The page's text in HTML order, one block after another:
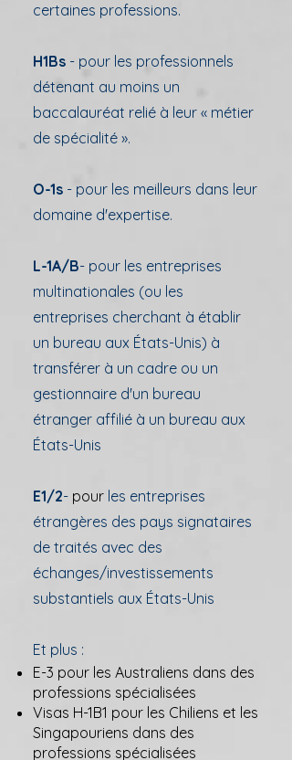
certaines professions.
H1Bs - pour les professionnels
détenant au moins un
baccalauréat relié à leur « métier
de spécialité ».
O-1s - pour les meilleurs dans leur
domaine d'expertise.
L-1A/B- pour les entreprises
multinationales (ou les
entreprises cherchant à établir
un bureau aux États-Unis) à
transférer à un cadre ou un
gestionnaire d'un bureau
étranger affilié à un bureau aux
États-Unis
E1/2- pour les entreprises
étrangères des pays signataires
de traités avec des
échanges/investissements
substantiels aux États-Unis
Et plus :
E-3 pour les Australiens dans des
professions spécialisées
Visas H-1B1 pour les Chiliens et les
Singapouriens dans des
professions spécialisées